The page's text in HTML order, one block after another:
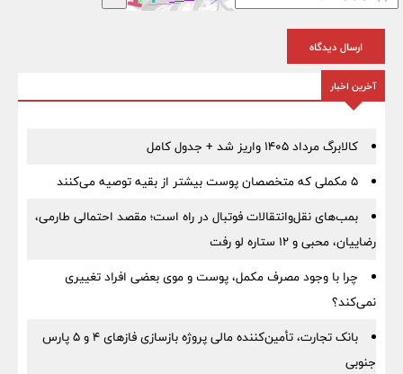
ارسال دیدگاه
آخرین اخبار
کالابرگ مرداد ۱۴۰۵ واریز شد + جدول کامل
۵ مکملی که متخصصان پوست بیشتر از بقیه توصیه می‌کنند
بمب‌های نقل‌وانتقالات فوتبال در راه است؛ مقصد احتمالی طارمی،
رضاییان، محبی و ۱۲ ستاره لو رفت
چرا با وجود مصرف مکمل، پوست و موی بعضی افراد تغییری
نمی‌کند؟
بانک تجارت، تأمین‌کننده مالی پروژه بازسازی فازهای ۴ و ۵ پارس
جنوبی